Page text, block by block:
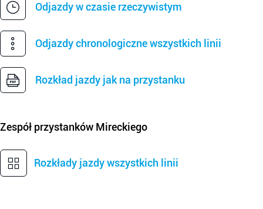
Odjazdy w czasie rzeczywistym
Odjazdy chronologiczne wszystkich linii
Rozkład jazdy jak na przystanku
Zespół przystanków Mireckiego
Rozkłady jazdy wszystkich linii